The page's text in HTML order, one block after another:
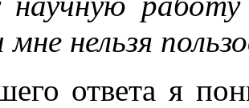
мне нельзя
ответа я